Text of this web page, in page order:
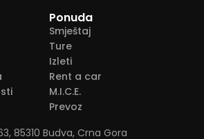
Ponuda
Smještaj
Ture
Izleti
Rent a car
M.I.C.E.
Prevoz
85310 Budva, Crna Gora